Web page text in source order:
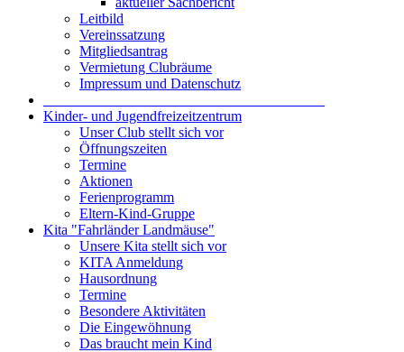
Leitbild
Vereinssatzung
Mitgliedsantrag
Vermietung Clubräume
Impressum und Datenschutz
Kinder- und Jugendfreizeitzentrum
Unser Club stellt sich vor
Öffnungszeiten
Termine
Aktionen
Ferienprogramm
Eltern-Kind-Gruppe
Kita "Fahrländer Landmäuse"
Unsere Kita stellt sich vor
KITA Anmeldung
Hausordnung
Termine
Besondere Aktivitäten
Die Eingewöhnung
Das braucht mein Kind